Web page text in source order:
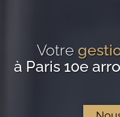
Votre
à Paris 10e